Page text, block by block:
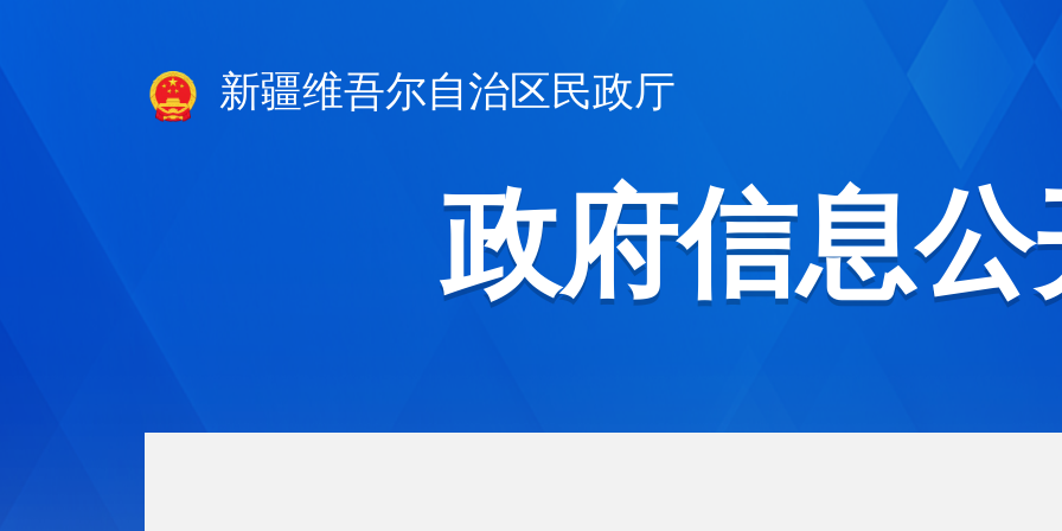
新疆维吾尔自治区民政厅
政府信息公